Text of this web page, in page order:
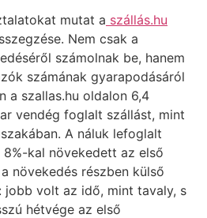
mutat a szállás.hu
Nem csak a
számolnak be, hanem
számának gyarapodásáról
a szallas.hu oldalon 6,4
vendég foglalt szállást, mint
A náluk lefoglalt
kal növekedett az első
növekedés részben külső
jobb volt az idő, mint tavaly, s
hétvége az első